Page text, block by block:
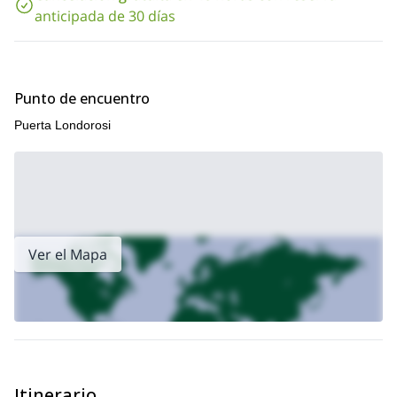
anticipada de 30 días
Punto de encuentro
Puerta Londorosi
Ver el Mapa